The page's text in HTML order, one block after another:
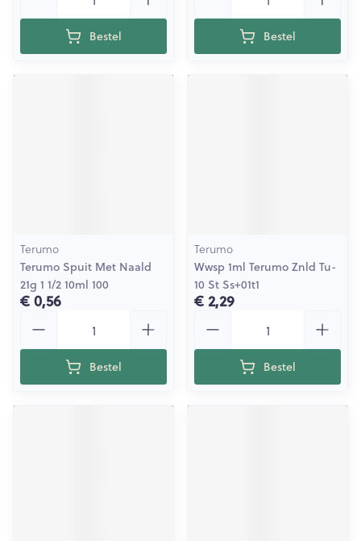
Bestel Bestel
Terumo
Terumo Spuit Met Naald
21g 1 1/2 10ml 100
€ 0,56
Bestel
Terumo
Wwsp 1ml Terumo Znld Tu-
10 St Ss+01t1
€ 2,29
Bestel